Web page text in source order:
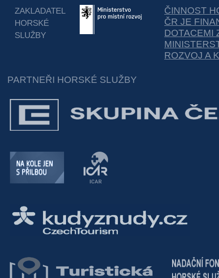
ZAKLADATEL
HORSKÉ
SLUŽBY
ČINNOST
ČR JE
DOTACEMI
ROZVOJ A
PARTNEŘI HORSKÉ SLUŽBY